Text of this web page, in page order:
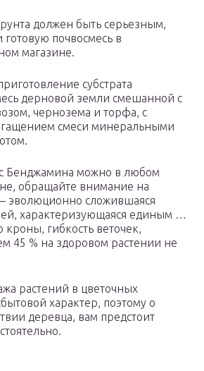
должен быть серьезным,
почвосмесь в
магазине.
субстрата
дерновой земли смешанной с
чернозема и торфа, с
смеси минеральными
Бенджамина можно в любом
обращайте внимание на
эволюционно сложившаяся
характеризующаяся единым …
кроны, гибкость веточек,
45 % на здоровом растении не
растений в цветочных
характер, поэтому о
деревца, вам предстоит